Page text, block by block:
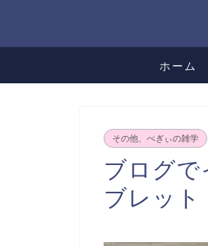
ホーム
その他、ぺぎぃの雑学
ブログで
ブレット